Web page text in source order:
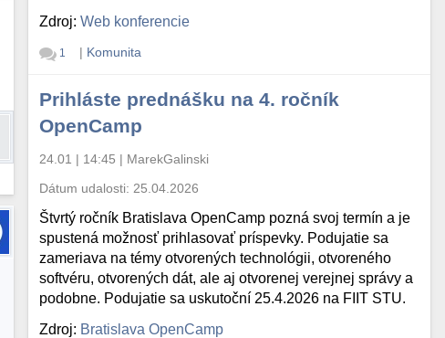
Zdroj:Web konferencie
1 | Komunita
Prihláste prednášku na 4. ročník
OpenCamp
24.01 | 14:45 | MarekGalinski
Dátum udalosti: 25.04.2026
Štvrtý ročník Bratislava OpenCamp pozná svoj termín a je
spustená možnosť prihlasovať príspevky. Podujatie sa
zameriava na témy otvorených technológii, otvoreného
softvéru, otvorených dát, ale aj otvorenej verejnej správy a
podobne. Podujatie sa uskutoční 25.4.2026 na FIIT STU.
Zdroj: Bratislava OpenCamp